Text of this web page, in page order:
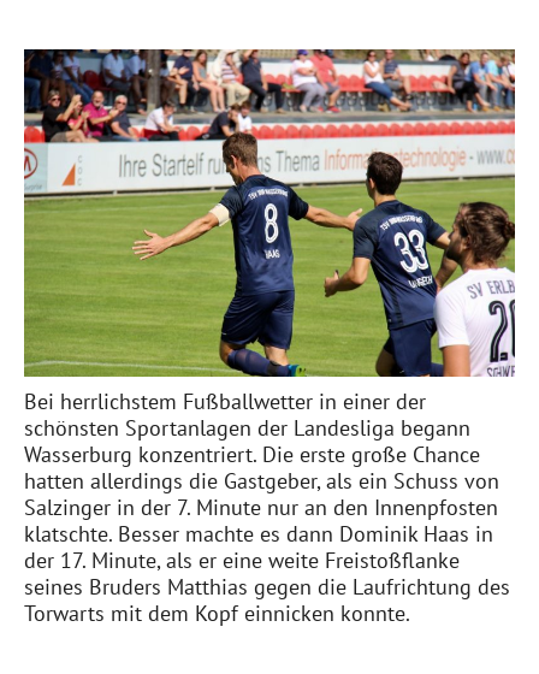
Bei herrlichstem Fußballwetter in einer der
schönsten Sportanlagen der Landesliga begann
Wasserburg konzentriert. Die erste große Chance
hatten allerdings die Gastgeber, als ein Schuss von
Salzinger in der 7. Minute nur an den Innenpfosten
klatschte. Besser machte es dann Dominik Haas in
der 17. Minute, als er eine weite Freistoßflanke
seines Bruders Matthias gegen die Laufrichtung des
Torwarts mit dem Kopf einnicken konnte.